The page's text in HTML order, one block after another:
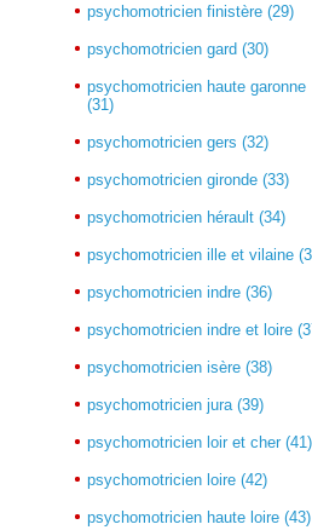
psychomotricien finistère (29)
psychomotricien gard (30)
psychomotricien haute garonne
(31)
psychomotricien gers (32)
psychomotricien gironde (33)
psychomotricien hérault (34)
psychomotricien ille et vilaine
psychomotricien indre (36)
psychomotricien indre et loire
psychomotricien isère (38)
psychomotricien jura (39)
psychomotricien loir et cher (41)
psychomotricien loire (42)
psychomotricien haute loire (43)